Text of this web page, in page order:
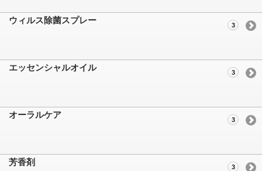
ウィルス除菌スプレー 3
エッセンシャルオイル 3
オーラルケア 3
芳香剤 3